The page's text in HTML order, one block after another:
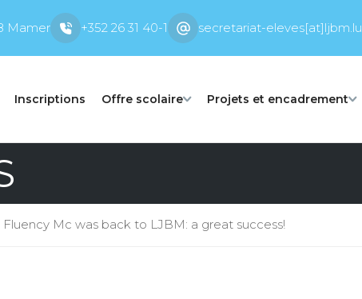
Mamer +352 26 31 40-1 secretariat-eleves[at]ljbm.lu
Inscriptions Offre scolaire Projets et encadrement
Fluency Mc was back to LJBM: a great success!